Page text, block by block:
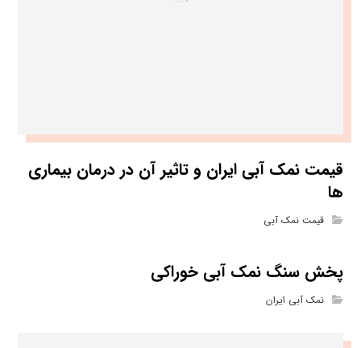
قیمت نمک آبی ایران و تاثیر آن در درمان بیماری
ها
قیمت نمک آبی
پخش سنگ نمک آبی خوراکی
نمک آبی ایران